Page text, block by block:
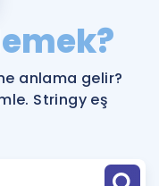
anlama gelir?
Stringy eş